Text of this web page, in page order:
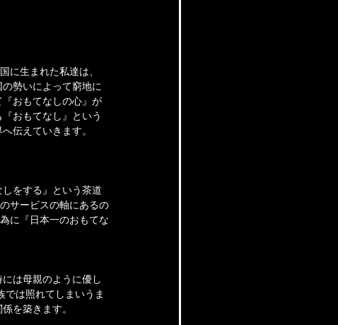
に生まれた私達は、
勢いによって窮地に
おもてなしの心』が
おもてなし』という
伝えていきます。
をする』という茶道
サービスの軸にあるの
に『日本一のおもてな
は母親のように優し
では照れてしまいうま
を築きます。